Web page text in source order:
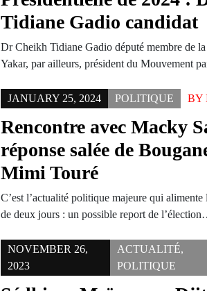
Tidiane Gadio candidat
Dr Cheikh Tidiane Gadio député membre de
Yakar, par ailleurs, président du Mouvement
JANUARY 25, 2024 POLITIQUE BY
Rencontre avec Macky
réponse salée de
Mimi Touré
C’est l’actualité politique majeure qui
de deux jours : un possible report de
NOVEMBER 26,
2023
ACTUALITÉ,
POLITIQUE